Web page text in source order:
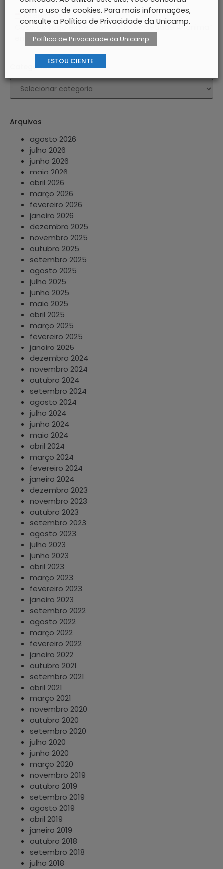
Casa do Lago exibe “São Paulo, Sociedade Anônima”
em edição especial após 60 anos
Categorias
Arquivos
agosto 2026
julho 2026
junho 2026
maio 2026
abril 2026
março 2026
fevereiro 2026
janeiro 2026
dezembro 2025
novembro 2025
outubro 2025
setembro 2025
agosto 2025
julho 2025
junho 2025
maio 2025
abril 2025
março 2025
fevereiro 2025
janeiro 2025
dezembro 2024
novembro 2024
outubro 2024
setembro 2024
agosto 2024
julho 2024
junho 2024
maio 2024
abril 2024
março 2024
fevereiro 2024
janeiro 2024
dezembro 2023
novembro 2023
outubro 2023
setembro 2023
agosto 2023
julho 2023
junho 2023
abril 2023
março 2023
fevereiro 2023
janeiro 2023
setembro 2022
agosto 2022
março 2022
fevereiro 2022
janeiro 2022
outubro 2021
setembro 2021
abril 2021
março 2021
novembro 2020
outubro 2020
setembro 2020
julho 2020
junho 2020
março 2020
novembro 2019
outubro 2019
setembro 2019
agosto 2019
abril 2019
janeiro 2019
outubro 2018
setembro 2018
julho 2018
com o uso de cookies. Para mais informações,
consulte a Política de Privacidade da Unicamp.
Política de Privacidade da Unicamp
ESTOU CIENTE